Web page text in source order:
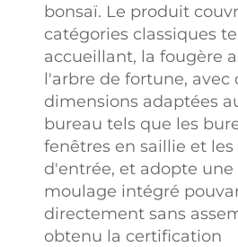
bonsaï. Le produit
catégories classiques
accueillant, la fougère
l'arbre de fortune, avec
dimensions adaptées
bureau tels que les
fenêtres en saillie et
d'entrée, et adopte
moulage intégré
directement sans
obtenu la certification